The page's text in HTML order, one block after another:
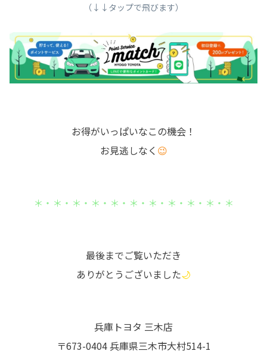
（↓↓タップで飛びます）
お得がいっぱいなこの機会！
お見逃しなく 😉
＊・＊・＊・＊・＊・＊・＊・＊・＊・＊・＊
最後までご覧いただき
ありがとうございました🌙
兵庫トヨタ 三木店
〒673-0404 兵庫県三木市大村514-1